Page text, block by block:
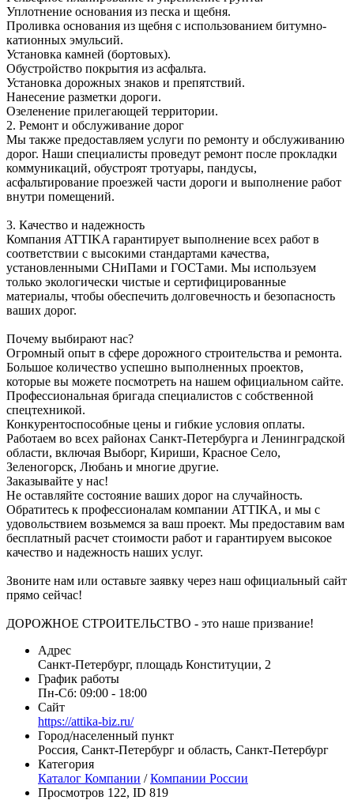
Уплотнение основания из песка и щебня.
Проливка основания из щебня с использованием битумно-
катионных эмульсий.
Установка камней (бортовых).
Обустройство покрытия из асфальта.
Установка дорожных знаков и препятствий.
Нанесение разметки дороги.
Озеленение прилегающей территории.
2. Ремонт и обслуживание дорог
Мы также предоставляем услуги по ремонту и обслуживанию
дорог. Наши специалисты проведут ремонт после прокладки
коммуникаций, обустроят тротуары, пандусы,
асфальтирование проезжей части дороги и выполнение работ
внутри помещений.
3. Качество и надежность
Компания ATTIKA гарантирует выполнение всех работ в
соответствии с высокими стандартами качества,
установленными СНиПами и ГОСТами. Мы используем
только экологически чистые и сертифицированные
материалы, чтобы обеспечить долговечность и безопасность
ваших дорог.
Почему выбирают нас?
Огромный опыт в сфере дорожного строительства и ремонта.
Большое количество успешно выполненных проектов,
которые вы можете посмотреть на нашем официальном сайте.
Профессиональная бригада специалистов с собственной
спецтехникой.
Конкурентоспособные цены и гибкие условия оплаты.
Работаем во всех районах Санкт-Петербурга и Ленинградской
области, включая Выборг, Кириши, Красное Село,
Зеленогорск, Любань и многие другие.
Заказывайте у нас!
Не оставляйте состояние ваших дорог на случайность.
Обратитесь к профессионалам компании ATTIKA, и мы с
удовольствием возьмемся за ваш проект. Мы предоставим вам
бесплатный расчет стоимости работ и гарантируем высокое
качество и надежность наших услуг.
Звоните нам или оставьте заявку через наш официальный сайт
прямо сейчас!
ДОРОЖНОЕ СТРОИТЕЛЬСТВО - это наше призвание!
Адрес
Санкт-Петербург, площадь Конституции, 2
График работы
Пн-Сб: 09:00 - 18:00
Сайт
https://attika-biz.ru/
Город/населенный пункт
Россия, Санкт-Петербург и область, Санкт-Петербург
Категория
Каталог Компании /Компании России
Просмотров 122, ID 819